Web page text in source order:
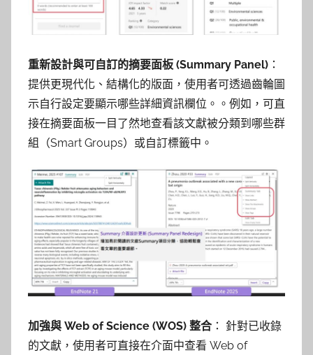
重新設計與可自訂的摘要面板 (Summary Panel) ：
提供更現代化、結構化的版面，使用者可透過齒輪圖
示自行設定要顯示哪些詳細資訊欄位。。例如，可直
接在摘要面板一目了然地查看該文獻被分類到哪些群
組（Smart Groups）或自訂標籤中。
加強與 Web of Science (WOS) 整合 ： 針對已收錄
的文獻，使用者可直接在介面中查看 Web of